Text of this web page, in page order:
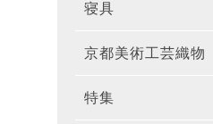
寝具
京都美術工芸織物
特集